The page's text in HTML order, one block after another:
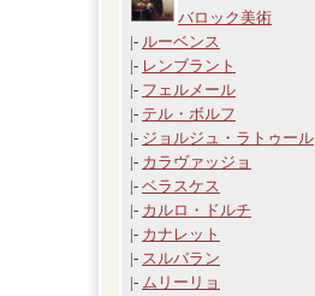
バロック美術
|- ルーベンス
|- レンブラント
|- フェルメール
|- テル・ボルフ
|- ジョルジュ・ラトゥール
|- カラヴァッジョ
|- ベラスケス
|- カルロ・ドルチ
|- カナレット
|- スルバラン
|- ムリーリョ